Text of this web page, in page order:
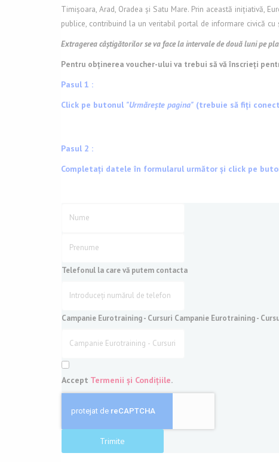
Timișoara, Arad, Oradea și Satu Mare. Prin această inițiativă,
publice, contribuind la un veritabil portal de informare civică
Extragerea câștigătorilor se va face la intervale de două luni pe
Pentru obținerea voucher-ului va trebui să vă înscrieți
Pasul 1 :
Click pe butonul "Urmărește pagina" (trebuie să fiți
Pasul 2 :
Completați datele în formularul următor și click pe
Telefonul la care vă putem contacta
Campanie Eurotraining - Cursuri Campanie Eurotraining -
Accept Termenii și Condițiile.